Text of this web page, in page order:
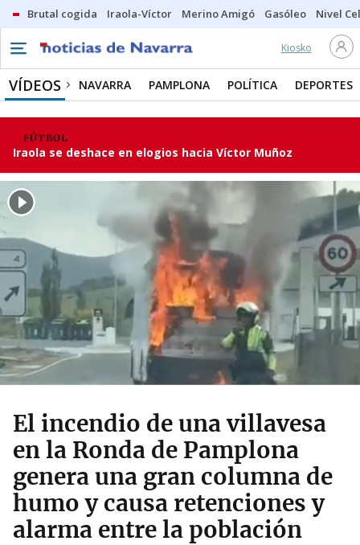
Brutal cogida Iraola-Víctor Merino Amigó Gasóleo Nivel
Kiosko
VÍDEOS NAVARRA PAMPLONA POLÍTICA DEPORTES
FÚTBOL
Iraola se deshace en elogios hacia Víctor Muñoz
El incendio de una villavesa
en la Ronda de Pamplona
genera una gran columna de
humo y causa retenciones y
alarma entre la población